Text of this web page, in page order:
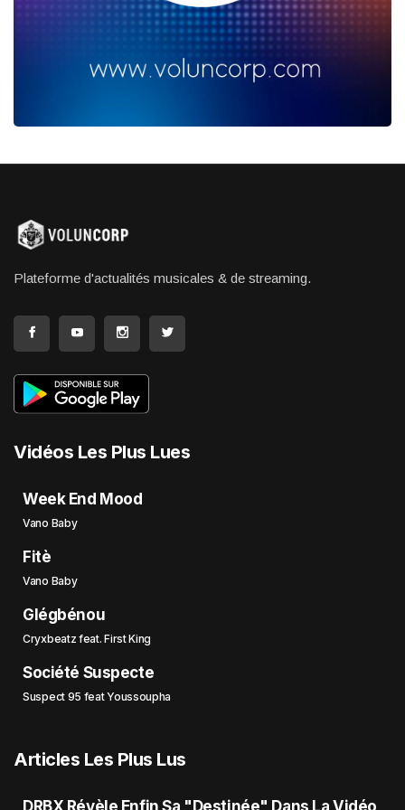
Plateforme d'actualités musicales & de streaming.
Vidéos Les Plus Lues
Week End Mood
Vano Baby
Fitè
Vano Baby
Glégbénou
Cryxbeatz feat. First King
Société Suspecte
Suspect 95 feat Youssoupha
Articles Les Plus Lus
DRBX Révèle Enfin Sa "Destinée" Dans La Vidéo